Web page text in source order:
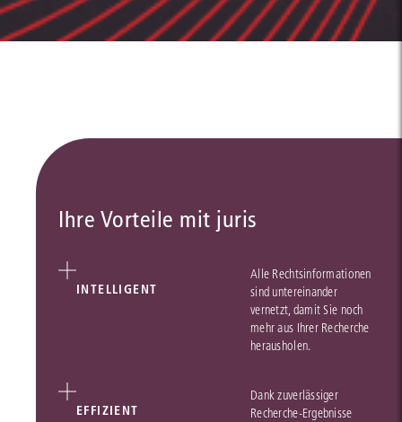
Ihre Vorteile mit juris
INTELLIGENT
Alle Rechtsinformationen
sind untereinander
vernetzt, damit Sie noch
mehr aus Ihrer Recherche
herausholen.
EFFIZIENT
Dank zuverlässiger
Recherche-Ergebnisse